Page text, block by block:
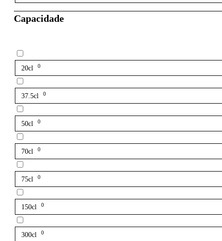
Capacidade
20cl 0
37.5cl 0
50cl 0
70cl 0
75cl 0
150cl 0
300cl 0